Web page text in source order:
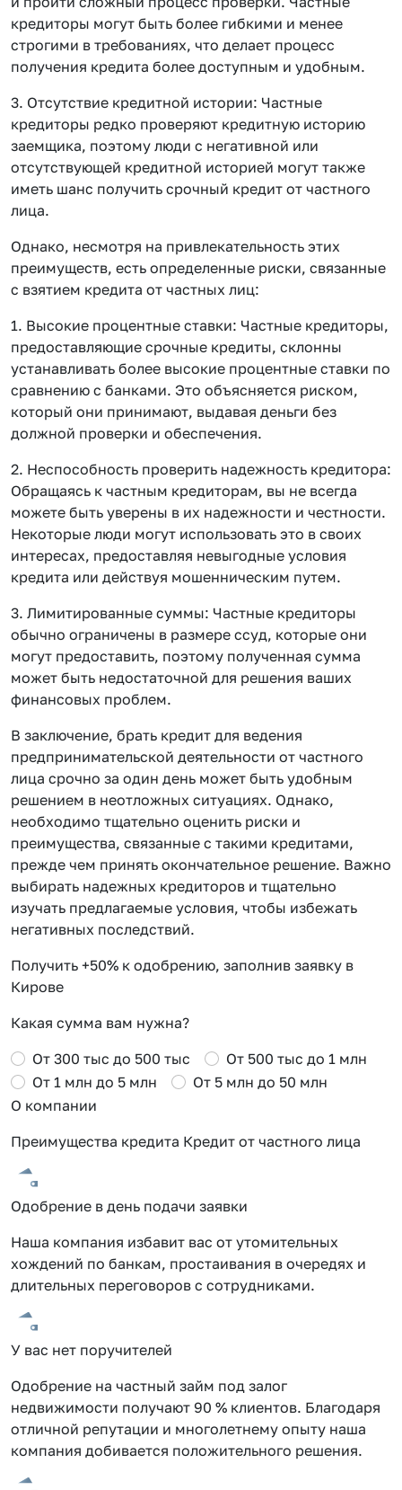
кредиторы могут быть более гибкими и менее
строгими в требованиях, что делает процесс
получения кредита более доступным и удобным.
3. Отсутствие кредитной истории: Частные
кредиторы редко проверяют кредитную историю
заемщика, поэтому люди с негативной или
отсутствующей кредитной историей могут также
иметь шанс получить срочный кредит от частного
лица.
Однако, несмотря на привлекательность этих
преимуществ, есть определенные риски, связанные
с взятием кредита от частных лиц:
1. Высокие процентные ставки: Частные кредиторы,
предоставляющие срочные кредиты, склонны
устанавливать более высокие процентные ставки по
сравнению с банками. Это объясняется риском,
который они принимают, выдавая деньги без
должной проверки и обеспечения.
2. Неспособность проверить надежность кредитора:
Обращаясь к частным кредиторам, вы не всегда
можете быть уверены в их надежности и честности.
Некоторые люди могут использовать это в своих
интересах, предоставляя невыгодные условия
кредита или действуя мошенническим путем.
3. Лимитированные суммы: Частные кредиторы
обычно ограничены в размере ссуд, которые они
могут предоставить, поэтому полученная сумма
может быть недостаточной для решения ваших
финансовых проблем.
В заключение, брать кредит для ведения
предпринимательской деятельности от частного
лица срочно за один день может быть удобным
решением в неотложных ситуациях. Однако,
необходимо тщательно оценить риски и
преимущества, связанные с такими кредитами,
прежде чем принять окончательное решение. Важно
выбирать надежных кредиторов и тщательно
изучать предлагаемые условия, чтобы избежать
негативных последствий.
Получить +50% к одобрению, заполнив заявку в
Кирове
Какая сумма вам нужна?
От 300 тыс до 500 тыс
От 500 тыс до 1 млн
От 1 млн до 5 млн
От 5 млн до 50 млн
О компании
Преимущества кредита Кредит от частного лица
Одобрение в день подачи заявки
Наша компания избавит вас от утомительных
хождений по банкам, простаивания в очередях и
длительных переговоров с сотрудниками.
У вас нет поручителей
Одобрение на частный займ под залог
недвижимости получают 90 % клиентов. Благодаря
отличной репутации и многолетнему опыту наша
компания добивается положительного решения.